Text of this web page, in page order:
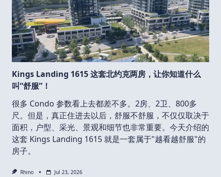
Kings Landing 1615 这套北约克两房，让你知道什么
叫“舒服”！
很多 Condo 参数看上去都差不多。2房、2卫、800多
尺。但是，真正住进去以后，舒服不舒服，不仅仅取决于
面积，户型、采光、景观和细节也非常重要。今天介绍的
这套 Kings Landing 1615 就是一套属于"越看越舒服"的
房子。
Rhino Jul 23, 2026